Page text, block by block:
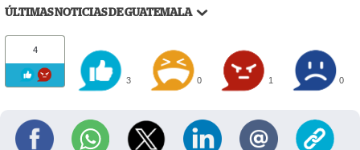
ÚLTIMAS NOTICIAS DE GUATEMALA
4
3 0 1 0